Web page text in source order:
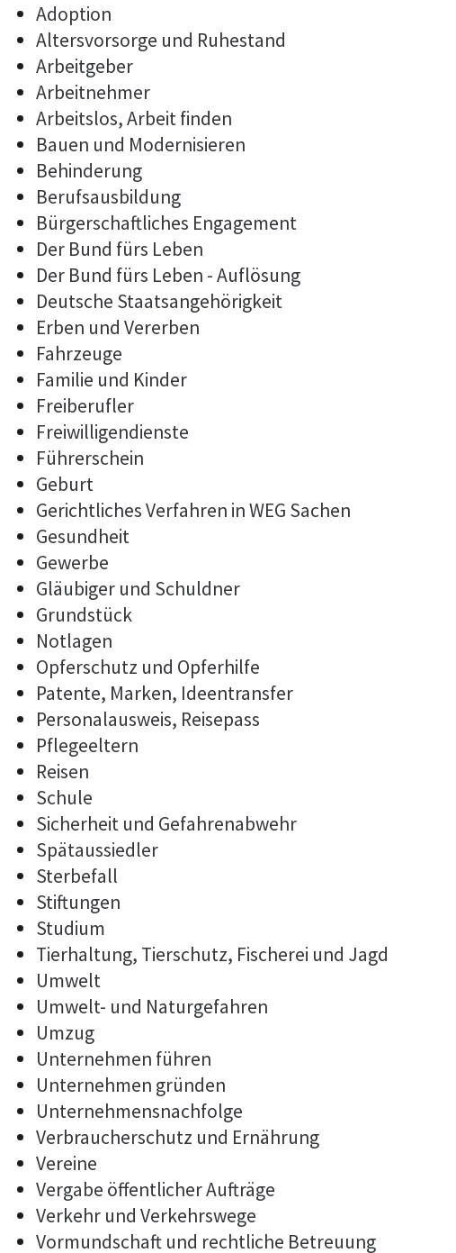
Adoption
Altersvorsorge und Ruhestand
Arbeitgeber
Arbeitnehmer
Arbeitslos, Arbeit finden
Bauen und Modernisieren
Behinderung
Berufsausbildung
Bürgerschaftliches Engagement
Der Bund fürs Leben
Der Bund fürs Leben - Auflösung
Deutsche Staatsangehörigkeit
Erben und Vererben
Fahrzeuge
Familie und Kinder
Freiberufler
Freiwilligendienste
Führerschein
Geburt
Gerichtliches Verfahren in WEG Sachen
Gesundheit
Gewerbe
Gläubiger und Schuldner
Grundstück
Notlagen
Opferschutz und Opferhilfe
Patente, Marken, Ideentransfer
Personalausweis, Reisepass
Pflegeeltern
Reisen
Schule
Sicherheit und Gefahrenabwehr
Spätaussiedler
Sterbefall
Stiftungen
Studium
Tierhaltung, Tierschutz, Fischerei und Jagd
Umwelt
Umwelt- und Naturgefahren
Umzug
Unternehmen führen
Unternehmen gründen
Unternehmensnachfolge
Verbraucherschutz und Ernährung
Vereine
Vergabe öffentlicher Aufträge
Verkehr und Verkehrswege
Vormundschaft und rechtliche Betreuung